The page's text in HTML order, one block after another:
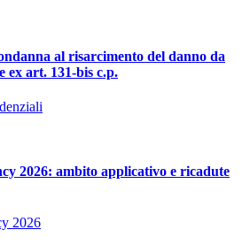
al risarcimento del danno da
ex art. 131-bis c.p.
2026: ambito applicativo e ricadute
2026